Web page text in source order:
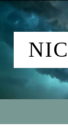
Skip
content